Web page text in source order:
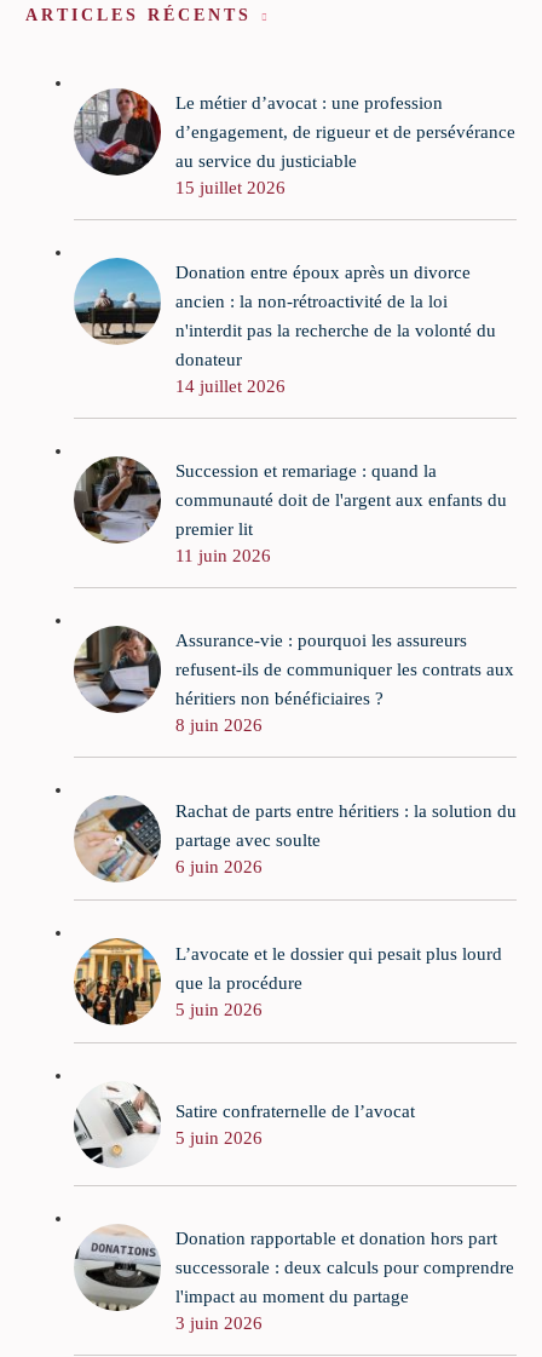
ARTICLES RÉCENTS
Le métier d’avocat : une profession
d’engagement, de rigueur et de persévérance
au service du justiciable
15 juillet 2026
Donation entre époux après un divorce
ancien : la non-rétroactivité de la loi
n'interdit pas la recherche de la volonté du
donateur
14 juillet 2026
Succession et remariage : quand la
communauté doit de l'argent aux enfants du
premier lit
11 juin 2026
Assurance-vie : pourquoi les assureurs
refusent-ils de communiquer les contrats aux
héritiers non bénéficiaires ?
8 juin 2026
Rachat de parts entre héritiers : la solution du
partage avec soulte
6 juin 2026
L’avocate et le dossier qui pesait plus lourd
que la procédure
5 juin 2026
Satire confraternelle de l’avocat
5 juin 2026
Donation rapportable et donation hors part
successorale : deux calculs pour comprendre
l'impact au moment du partage
3 juin 2026